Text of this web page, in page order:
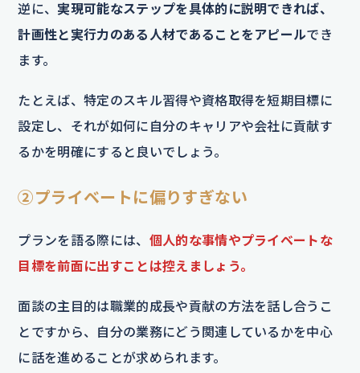
逆に、 実現可能なステップを具体的に説明できれば、
計画性と実行力のある人材であることをアピールでき
ます。
たとえば、特定のスキル習得や資格取得を短期目標に
設定し、それが如何に自分のキャリアや会社に貢献す
るかを明確にすると良いでしょう。
②プライベートに偏りすぎない
プランを語る際には、 個人的な事情やプライベートな
目標を前面に出すことは控えましょう。
面談の主目的は職業的成長や貢献の方法を話し合うこ
とですから、自分の業務にどう関連しているかを中心
に話を進めることが求められます。